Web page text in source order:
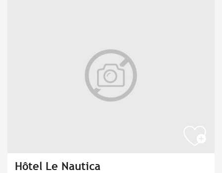
Hôtel Le Nautica